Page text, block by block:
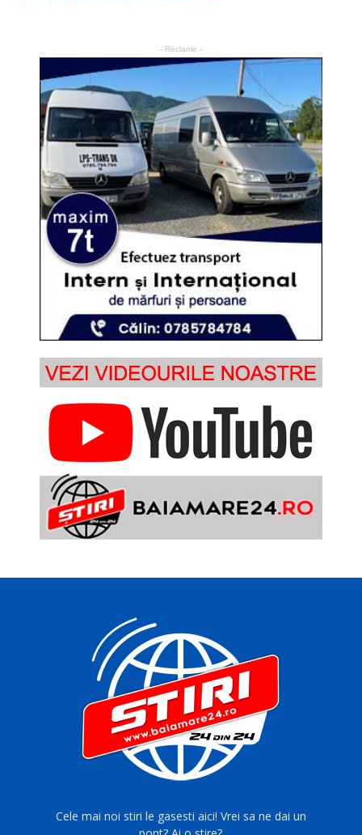
- Reclame -
Cele mai noi stiri le gasesti aici! Vrei sa ne dai un